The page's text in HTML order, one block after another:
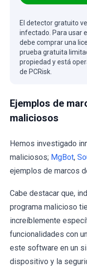
El detector gratuito
infectado. Para usar
debe comprar una
prueba gratuita
propiedad y está
de PCRisk.
Ejemplos de
maliciosos
Hemos investigado
maliciosos; MgBot,
ejemplos de marcos
Cabe destacar que,
programa malicioso
increíblemente
funcionalidades con
este software en un
dispositivo y la